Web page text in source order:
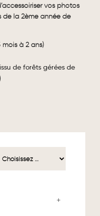
vos photos
de la 2ème année de
à 2 ans)
de forêts gérées de